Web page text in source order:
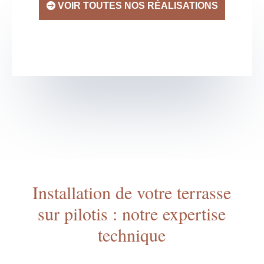
VOIR TOUTES NOS RÉALISATIONS
Installation de votre terrasse
sur pilotis : notre expertise
technique